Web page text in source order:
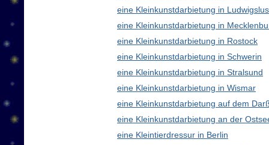
eine Kleinkunstdarbietung in
eine Kleinkunstdarbietung in
eine Kleinkunstdarbietung in Rostock
eine Kleinkunstdarbietung in Schwerin
eine Kleinkunstdarbietung in Stralsund
eine Kleinkunstdarbietung in Wismar
eine Kleinkunstdarbietung auf dem
eine Kleinkunstdarbietung an der
eine Kleintierdressur in Berlin